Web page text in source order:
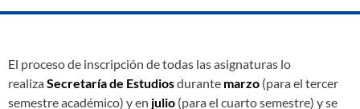
El proceso de inscripción de todas las asignaturas lo
realizaSecretaría de Estudiosdurante marzo (para el tercer
semestre académico) y en julio (para el cuarto semestre) y se